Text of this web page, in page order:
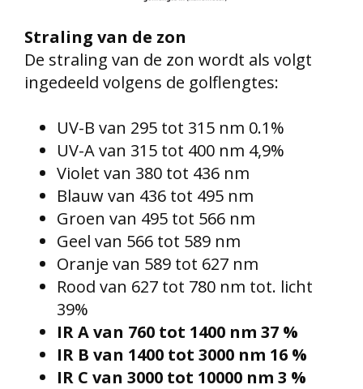
Straling van de zon
De straling van de zon wordt als volgt
ingedeeld volgens de golflengtes:
UV-B van 295 tot 315 nm 0.1%
UV-A van 315 tot 400 nm 4,9%
Violet van 380 tot 436 nm
Blauw van 436 tot 495 nm
Groen van 495 tot 566 nm
Geel van 566 tot 589 nm
Oranje van 589 tot 627 nm
Rood van 627 tot 780 nm tot. licht
39%
IR A van 760 tot 1400 nm 37 %
IR B van 1400 tot 3000 nm 16 %
IR C van 3000 tot 10000 nm 3 %